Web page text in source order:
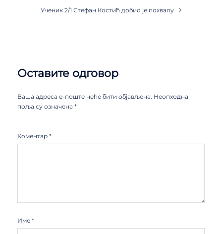
Ученик 2/1 Стефан Костић добио је похвалу
Оставите одговор
Ваша адреса е-поште неће бити објављена. Неопходна
поља су означена *
Коментар *
Име *